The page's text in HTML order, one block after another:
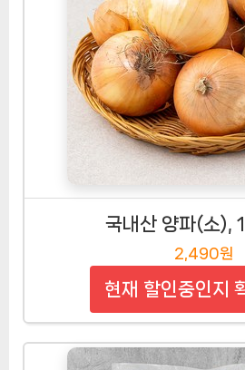
국내산 양파(소),
2,490원
현재 할인중인지